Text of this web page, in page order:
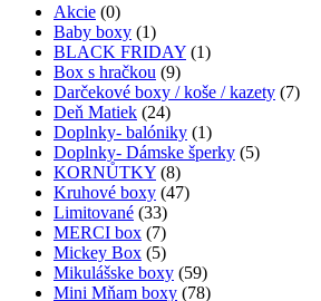
Akcie (0)
Baby boxy (1)
BLACK FRIDAY (1)
Box s hračkou (9)
Darčekové boxy / koše / kazety (7)
Deň Matiek (24)
Doplnky- balóniky (1)
Doplnky- Dámske šperky (5)
KORNŮTKY (8)
Kruhové boxy (47)
Limitované (33)
MERCI box (7)
Mickey Box (5)
Mikulášske boxy (59)
Mini Mňam boxy (78)